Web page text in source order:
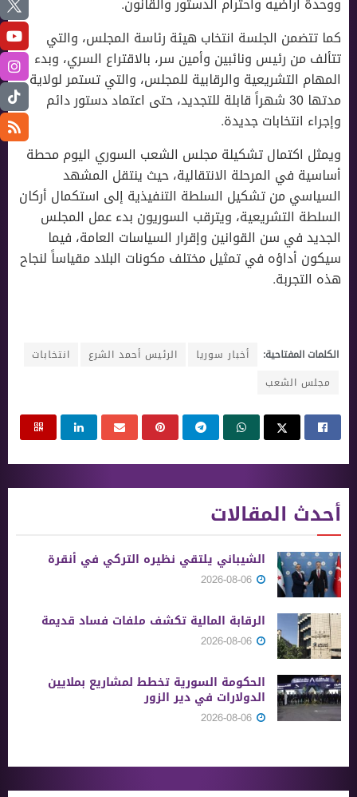
كما تتضمن الجلسة انتخاب هيئة رئاسة المجلس، والتي
تتألف من رئيس ونائبين وأمين سر، بالاقتراع السري، وبدء
المهام التشريعية والرقابية للمجلس، والتي تستمر لولاية
مدتها 30 شهراً قابلة للتجديد، حتى اعتماد دستور دائم
وإجراء انتخابات جديدة.
ويمثل اكتمال تشكيلة مجلس الشعب السوري اليوم محطة
أساسية في المرحلة الانتقالية، حيث ينتقل المشهد
السياسي من تشكيل السلطة التنفيذية إلى استكمال أركان
السلطة التشريعية، ويترقب السوريون بدء عمل المجلس
الجديد في سن القوانين وإقرار السياسات العامة، فيما
سيكون أداؤه في تمثيل مختلف مكونات البلاد مقياساً لنجاح
هذه التجربة.
الكلمات المفتاحية: أخبار سوريا الرئيس أحمد الشرع
انتخابات
مجلس الشعب
أحدث المقالات
الشيباني يلتقي نظيره التركي في أنقرة
الرقابة المالية تكشف ملفات فساد قديمة
الحكومة السورية تخطط لمشاريع بملايين
الدولارات في دير الزور